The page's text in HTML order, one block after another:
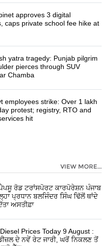
approves 3 digital
caps private school fee hike at
yatra tragedy: Punjab pilgrim
pierces through SUV
Chamba
employees strike: Over 1 lakh
protest; registry, RTO and
hit
VIEW MORE...
ਰੋਡ ਟਰਾਂਸਪੋਰਟ ਕਾਰਪੋਰੇਸ਼ਨ ਪੰਜਾਬ
ਪ੍ਰਧਾਨ ਬਲਜਿੰਦਰ ਸਿੰਘ ਢਿੱਲੋਂ ਥਾਂਦੇ
ਅਸਤੀਫ਼ਾ
Prices Today 9 August :
ਦੇ ਨਵੇਂ ਰੇਟ ਜਾਰੀ, ਘਰੋਂ ਨਿਕਲਣ ਤੋਂ